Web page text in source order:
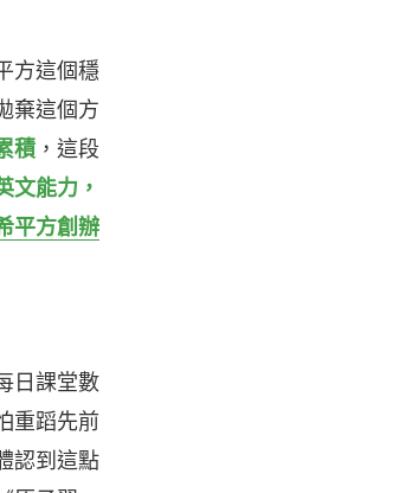
方這個穩
棄這個方
積 ，這段
文能力，
平方創辦
日課堂數
重蹈先前
認到這點